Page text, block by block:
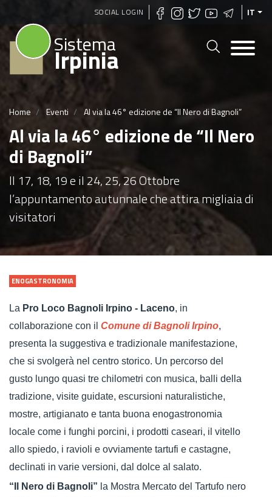
Salta
SOCIAL LOGIN IT
Sistema
Irpinia
Home Eventi Al via la 46° edizione de “Il Nero di Bagnoli”
Al via la 46° edizione de “Il Nero
di Bagnoli”
Il 17, 18, 19 e il 24, 25, 26 Ottobre
l’appuntamento autunnale che attira migliaia di
visitatori
ENOGASTRONOMIA
La Pro Loco Bagnoli Irpino - Laceno, in
collaborazione con il Comune di Bagnoli Irpino,
presenta la suggestiva e tradizionale manifestazione,
che si svolgerà nel centro storico. Un percorso del
gusto lungo quasi tre chilometri con musica, balli della
tradizione, visite guidate, escursioni naturalistiche,
mostre, artigianato e tanta buona enogastronomia
locale come i funghi porcini, i prodotti caseari, il vitello
allo spiedo, i ravioli e ovviamente tartufi e castagne,
declinati in varie versioni, dal dolce al salato.
“Il Nero di Bagnoli” la Mostra Mercato del Tartufo nero